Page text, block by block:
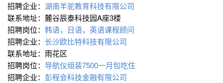
招聘企业： 湖南羊驼教育科技有限公司
联系地址：麓谷辰泰科技园A座3楼
招聘岗位： 韩语，日语，英语课程顾问
招聘企业： 长沙欧比特科技有限公司
联系地址：雨花区
招聘岗位： 导航仪组装7500一月包吃住
招聘企业： 彭程会科技金融有限公司